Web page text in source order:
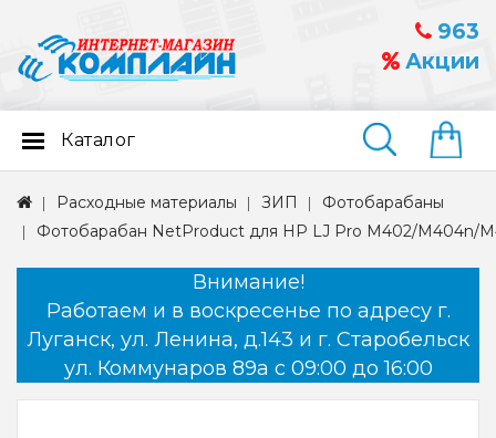
963
Акции
Найти
Каталог
Расходные материалы ЗИП
Фотобарабаны
Фотобарабан NetProduct для HP LJ Pro M402/M404n/
Внимание!
Работаем и в воскресенье по адресу г.
Луганск, ул. Ленина, д.143 и г. Старобельск
ул. Коммунаров 89а с 09:00 до 16:00